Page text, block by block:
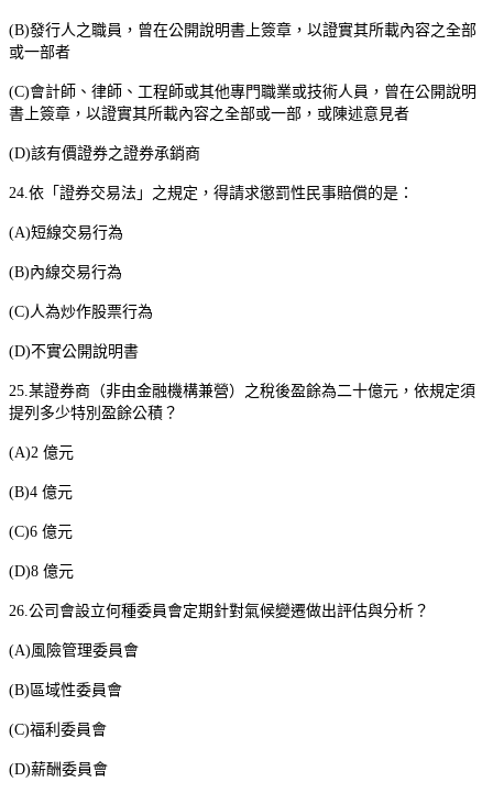
(B)發行人之職員，曾在公開說明書上簽章，以證實其所載內容之全部
或一部者
(C)會計師、律師、工程師或其他專門職業或技術人員，曾在公開說明
書上簽章，以證實其所載內容之全部或一部，或陳述意見者
(D)該有價證券之證券承銷商
24. 依「證券交易法」之規定，得請求懲罰性民事賠償的是：
(A)短線交易行為
(B)內線交易行為
(C) 人為炒作股票行為
(D)不實公開說明書
25. 某證券商（非由金融機構兼營）之稅後盈餘為二十億元，依規定須
提列多少特別盈餘公積？
(A)2 億元
(B)4 億元
(C)6 億元
(D)8 億元
26. 公司會設立何種委員會定期針對氣候變遷做出評估與分析？
(A)風險管理委員會
(B) 區域性委員會
(C)福利委員會
(D)薪酬委員會